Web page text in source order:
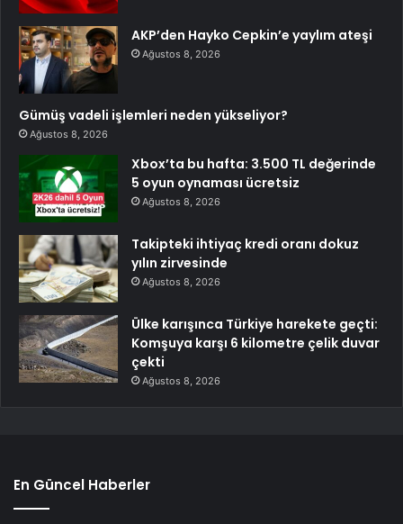
AKP’den Hayko Cepkin’e yaylım ateşi
Ağustos 8, 2026
Gümüş vadeli işlemleri neden yükseliyor?
Ağustos 8, 2026
Xbox’ta bu hafta: 3.500 TL değerinde
5 oyun oynaması ücretsiz
Ağustos 8, 2026
Takipteki ihtiyaç kredi oranı dokuz
yılın zirvesinde
Ağustos 8, 2026
Ülke karışınca Türkiye harekete geçti:
Komşuya karşı 6 kilometre çelik duvar
çekti
Ağustos 8, 2026
En Güncel Haberler